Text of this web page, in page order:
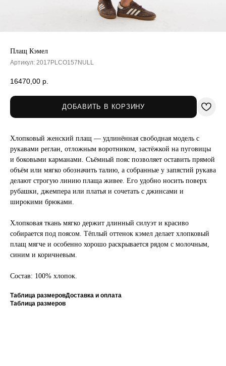
Плащ Кэмел
Артикул: 2017PLCO157NULL
16470,00 р.
ДОБАВИТЬ В КОРЗИНУ
Хлопковый женский плащ — удлинённая свободная модель с
рукавами реглан, отложным воротником, застёжкой на пуговицы
и боковыми карманами. Съёмный пояс позволяет оставить прямой
объём или мягко обозначить талию, а собранные у запястий рукава
делают строгую линию плаща живее. Его удобно носить поверх
рубашки, джемпера или платья и сочетать с джинсами и
широкими брюками.
Хлопковая ткань мягко держит длинный силуэт и красиво
собирается под поясом. Тёплый оттенок кэмел делает хлопковый
плащ мягче и особенно хорошо раскрывается рядом с молочным,
синим и коричневым.
Состав: 100% хлопок.
Таблица размеровДоставка и оплата
Таблица размеров